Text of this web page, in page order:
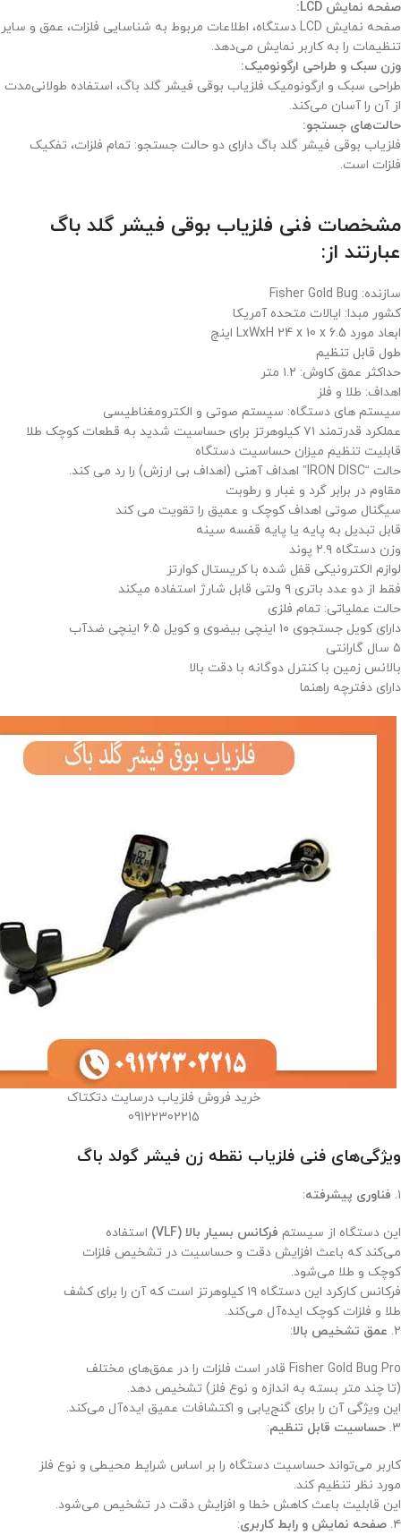
صفحه نمایش LCD:
صفحه نمایش LCD دستگاه، اطلاعات مربوط به شناسایی فلزات، عمق و سایر
تنظیمات را به کاربر نمایش می‌دهد.
وزن سبک و طراحی ارگونومیک:
طراحی سبک و ارگونومیک فلزیاب بوقی فیشر گلد باگ، استفاده طولانی‌مدت
از آن را آسان می‌کند.
حالت‌های جستجو:
فلزیاب بوقی فیشر گلد باگ دارای دو حالت جستجو: تمام فلزات، تفکیک
فلزات است.
مشخصات فنی فلزیاب بوقی فیشر گلد باگ
عبارتند از:
سازنده: Fisher Gold Bug
کشور مبدا: ایالات متحده آمریکا
ابعاد مورد LxWxH 24 x 10 x 6.5 اینچ
طول قابل تنظیم
حداکثر عمق کاوش: ۱.۲ متر
اهداف: طلا و فلز
سیستم های دستگاه: سیستم صوتی و الکترومغناطیسی
عملکرد قدرتمند ۷۱ کیلوهرتز برای حساسیت شدید به قطعات کوچک طلا
قابلیت تنظیم میزان حساسیت دستگاه
حالت “IRON DISC” اهداف آهنی (اهداف بی ارزش) را رد می کند.
مقاوم در برابر گرد و غبار و رطوبت
سیگنال صوتی اهداف کوچک و عمیق را تقویت می کند
قابل تبدیل به پایه یا پایه قفسه سینه
وزن دستگاه ۲.۹ پوند
لوازم الکترونیکی قفل شده با کریستال کوارتز
فقط از دو عدد باتری ۹ ولتی قابل شارژ استفاده میکند
حالت عملیاتی: تمام فلزی
دارای کویل جستجوی ۱۰ اینچی بیضوی و کویل ۶.۵ اینچی ضدآب
۵ سال گارانتی
بالانس زمین با کنترل دوگانه با دقت بالا
دارای دفترچه راهنما
خرید فروش فلزیاب درسایت دتکتاک
09122302215
ویژگی‌های فنی فلزیاب نقطه زن فیشر گولد باگ
۱. فناوری پیشرفته:
این دستگاه از سیستم فرکانس بسیار بالا (VLF)
استفاده
می‌کند که باعث افزایش دقت و حساسیت در تشخیص فلزات
کوچک و طلا می‌شود.
فرکانس کارکرد این دستگاه ۱۹ کیلوهرتز است که آن را برای کشف
طلا و فلزات کوچک ایده‌آل می‌کند.
۲. عمق تشخیص بالا:
Fisher Gold Bug Pro قادر است فلزات را در عمق‌های مختلف
(تا چند متر بسته به اندازه و نوع فلز) تشخیص دهد.
این ویژگی آن را برای گنج‌یابی و اکتشافات عمیق ایده‌آل می‌کند.
۳. حساسیت قابل تنظیم:
کاربر می‌تواند حساسیت دستگاه را بر اساس شرایط محیطی و نوع فلز
مورد نظر تنظیم کند.
این قابلیت باعث کاهش خطا و افزایش دقت در تشخیص می‌شود.
۴. صفحه نمایش و رابط کاربری: